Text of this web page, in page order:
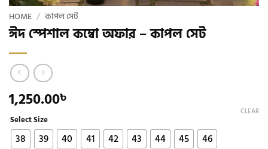
HOME / কাপল সেট
ঈদ স্পেশাল কম্বো অফার – কাপল সেট
1,250.00৳
Select Size
38 39 40 41 42 43 44 45 46
CLEAR